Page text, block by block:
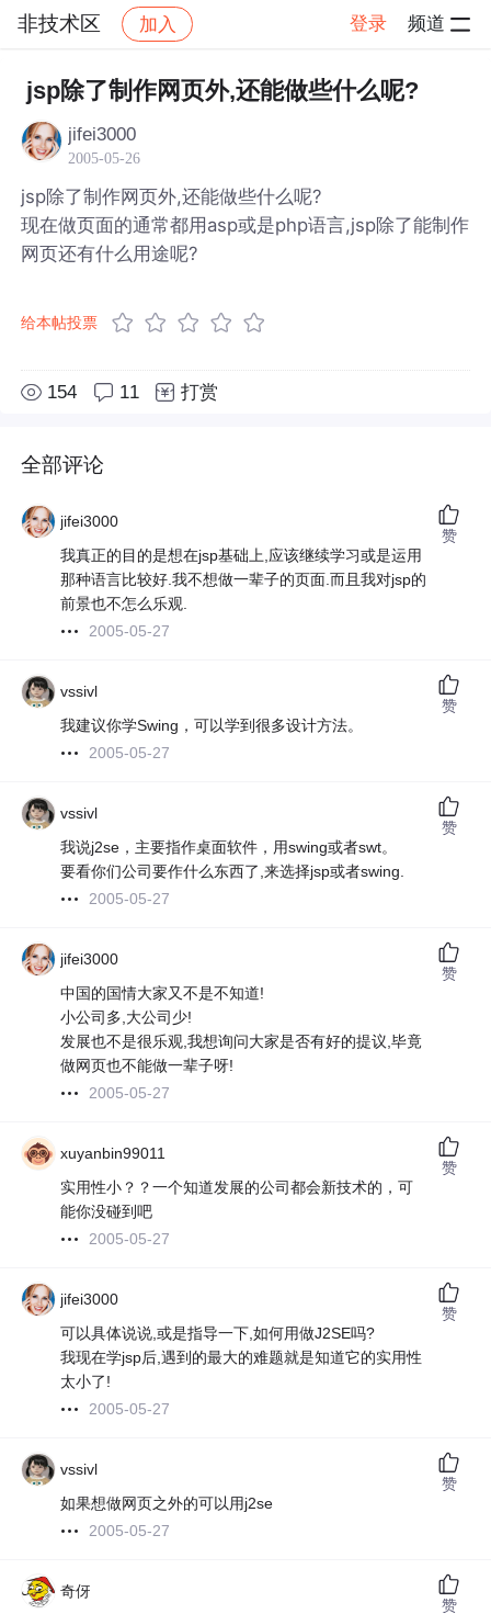
非技术区 加入 登录 频道
社区 非技术区 帖子详情
jsp除了制作网页外,还能做些什么呢?
jifei3000
2005-05-26
jsp除了制作网页外,还能做些什么呢?
现在做页面的通常都用asp或是php语言,jsp除了能制作
网页还有什么用途呢?
给本帖投票
154 11 打赏
全部评论
jifei3000
我真正的目的是想在jsp基础上,应该继续学习或是运用
那种语言比较好.我不想做一辈子的页面.而且我对jsp的
前景也不怎么乐观.
2005-05-27
赞
vssivl
我建议你学Swing，可以学到很多设计方法。
2005-05-27
赞
vssivl
我说j2se，主要指作桌面软件，用swing或者swt。
要看你们公司要作什么东西了,来选择jsp或者swing.
2005-05-27
赞
jifei3000
中国的国情大家又不是不知道!
小公司多,大公司少!
发展也不是很乐观,我想询问大家是否有好的提议,毕竟
做网页也不能做一辈子呀!
2005-05-27
赞
xuyanbin99011
实用性小？？一个知道发展的公司都会新技术的，可
能你没碰到吧
2005-05-27
赞
jifei3000
可以具体说说,或是指导一下,如何用做J2SE吗?
我现在学jsp后,遇到的最大的难题就是知道它的实用性
太小了!
2005-05-27
赞
vssivl
如果想做网页之外的可以用j2se
2005-05-27
赞
奇伢
赞